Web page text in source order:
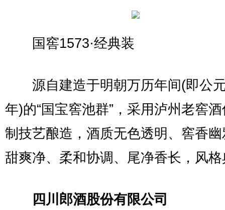
国窖1573·经典装
源自建造于明朝万历年间(即公
年)的“国宝窖池群”，采用泸州老窖
制技艺酿造，酒质无色透明、窖香
甜爽净、柔和协调、尾净香长，风
四川郎酒股份有限公司